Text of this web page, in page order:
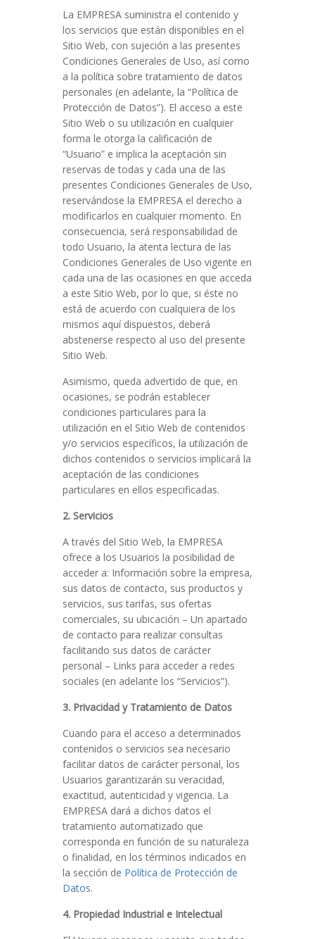
La EMPRESA suministra el contenido y
los servicios que están disponibles en el
Sitio Web, con sujeción a las presentes
Condiciones Generales de Uso, así como
a la política sobre tratamiento de datos
personales (en adelante, la “Política de
Protección de Datos”). El acceso a este
Sitio Web o su utilización en cualquier
forma le otorga la calificación de
“Usuario” e implica la aceptación sin
reservas de todas y cada una de las
presentes Condiciones Generales de Uso,
reservándose la EMPRESA el derecho a
modificarlos en cualquier momento. En
consecuencia, será responsabilidad de
todo Usuario, la atenta lectura de las
Condiciones Generales de Uso vigente en
cada una de las ocasiones en que acceda
a este Sitio Web, por lo que, si éste no
está de acuerdo con cualquiera de los
mismos aquí dispuestos, deberá
abstenerse respecto al uso del presente
Sitio Web.
Asimismo, queda advertido de que, en
ocasiones, se podrán establecer
condiciones particulares para la
utilización en el Sitio Web de contenidos
y/o servicios específicos, la utilización de
dichos contenidos o servicios implicará la
aceptación de las condiciones
particulares en ellos especificadas.
2. Servicios
A través del Sitio Web, la EMPRESA
ofrece a los Usuarios la posibilidad de
acceder a: Información sobre la empresa,
sus datos de contacto, sus productos y
servicios, sus tarifas, sus ofertas
comerciales, su ubicación – Un apartado
de contacto para realizar consultas
facilitando sus datos de carácter
personal – Links para acceder a redes
sociales (en adelante los “Servicios”).
3. Privacidad y Tratamiento de Datos
Cuando para el acceso a determinados
contenidos o servicios sea necesario
facilitar datos de carácter personal, los
Usuarios garantizarán su veracidad,
exactitud, autenticidad y vigencia. La
EMPRESA dará a dichos datos el
tratamiento automatizado que
corresponda en función de su naturaleza
o finalidad, en los términos indicados en
la sección de Política de Protección de
Datos.
4. Propiedad Industrial e Intelectual